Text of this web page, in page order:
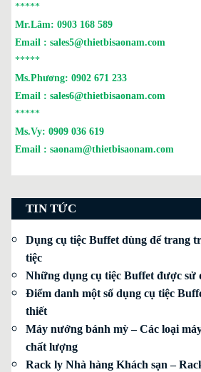
*****
Mr.Lâm: 0903 168 589
Email : sales5@thietbisaonam.com
*****
Ms.Phương: 0902 671 233
Email : sales6@thietbisaonam.com
*****
Ms.Vy: 0909 036 619
Email : saonam@thietbisaonam.com
TIN TỨC
Dụng cụ tiệc Buffet dùng để trang
tiệc
Những dụng cụ tiệc Buffet được sử
Điểm danh một số dụng cụ tiệc
thiết
Máy nướng bánh mỳ – Các loại
chất lượng
Rack ly Nhà hàng Khách sạn –